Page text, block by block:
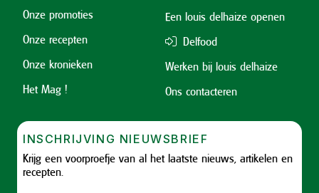
Onze promoties
Onze recepten
Onze kronieken
Het Mag !
Een louis delhaize openen
Delfood
Werken bij louis delhaize
Ons contacteren
INSCHRIJVING NIEUWSBRIEF
Krijg een voorproefje van al het laatste nieuws, artikelen en
recepten.